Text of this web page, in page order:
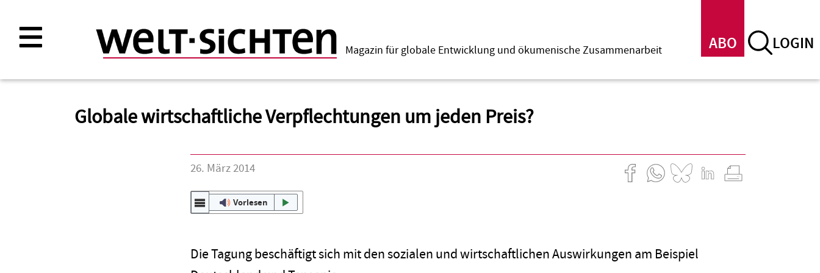
Inhalt
ABO LOGIN
Magazin für globale Entwicklung und ökumenische Zusammenarbeit
Globale wirtschaftliche Verpflechtungen um jeden Preis?
26. März 2014
Vorlesen
Die Tagung beschäftigt sich mit den sozialen und wirtschaftlichen Auswirkungen am Beispiel